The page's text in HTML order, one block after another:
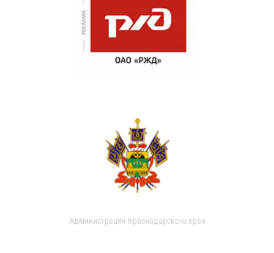
Администрация Краснодарского края